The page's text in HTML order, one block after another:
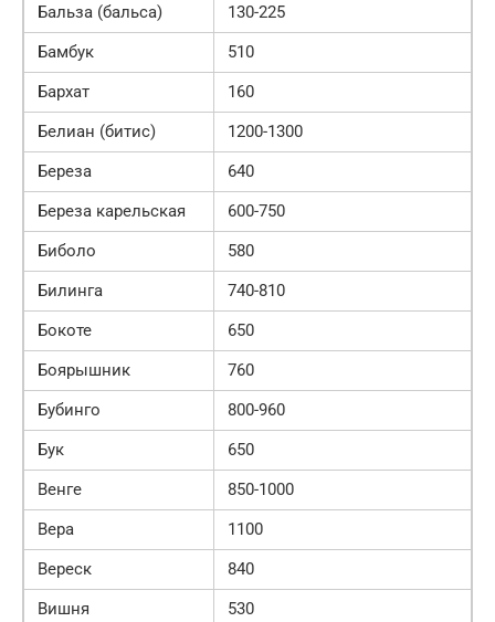
Бальза (бальса)
130-225
Бамбук
510
Бархат
160
Белиан (битис)
1200-1300
Береза
640
Береза карельская
600-750
Биболо
580
Билинга
740-810
Бокоте
650
Боярышник
760
Бубинго
800-960
Бук
650
Венге
850-1000
Вера
1100
Вереск
840
Вишня
530